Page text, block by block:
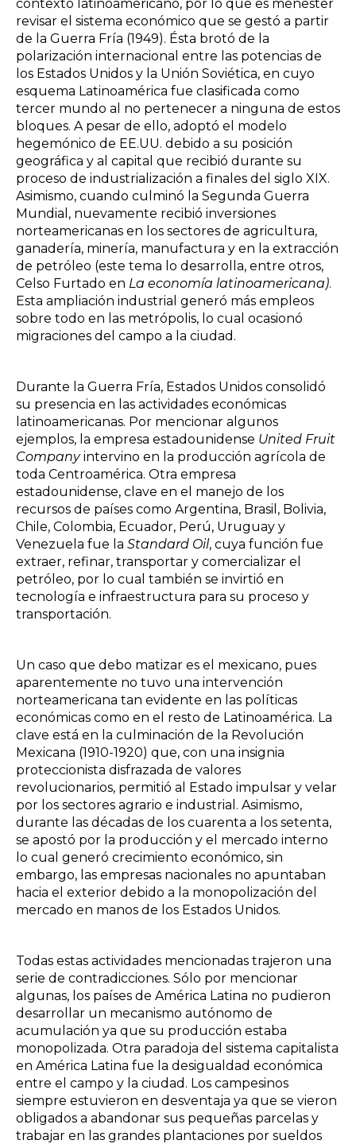
contexto latinoamericano, por lo que es menester
revisar el sistema económico que se gestó a partir
de la Guerra Fría (1949). Ésta brotó de la
polarización internacional entre las potencias de
los Estados Unidos y la Unión Soviética, en cuyo
esquema Latinoamérica fue clasificada como
tercer mundo al no pertenecer a ninguna de estos
bloques. A pesar de ello, adoptó el modelo
hegemónico de EE.UU. debido a su posición
geográfica y al capital que recibió durante su
proceso de industrialización a finales del siglo XIX.
Asimismo, cuando culminó la Segunda Guerra
Mundial, nuevamente recibió inversiones
norteamericanas en los sectores de agricultura,
ganadería, minería, manufactura y en la extracción
de petróleo (este tema lo desarrolla, entre otros,
Celso Furtado en La economía latinoamericana).
Esta ampliación industrial generó más empleos
sobre todo en las metrópolis, lo cual ocasionó
migraciones del campo a la ciudad.
Durante la Guerra Fría, Estados Unidos consolidó
su presencia en las actividades económicas
latinoamericanas. Por mencionar algunos
ejemplos, la empresa estadounidense United Fruit
Companyintervino en la producción agrícola de
toda Centroamérica. Otra empresa
estadounidense, clave en el manejo de los
recursos de países como Argentina, Brasil, Bolivia,
Chile, Colombia, Ecuador, Perú, Uruguay y
Venezuela fue la Standard Oil, cuya función fue
extraer, refinar, transportar y comercializar el
petróleo, por lo cual también se invirtió en
tecnología e infraestructura para su proceso y
transportación.
Un caso que debo matizar es el mexicano, pues
aparentemente no tuvo una intervención
norteamericana tan evidente en las políticas
económicas como en el resto de Latinoamérica. La
clave está en la culminación de la Revolución
Mexicana (1910-1920) que, con una insignia
proteccionista disfrazada de valores
revolucionarios, permitió al Estado impulsar y velar
por los sectores agrario e industrial. Asimismo,
durante las décadas de los cuarenta a los setenta,
se apostó por la producción y el mercado interno
lo cual generó crecimiento económico, sin
embargo, las empresas nacionales no apuntaban
hacia el exterior debido a la monopolización del
mercado en manos de los Estados Unidos.
Todas estas actividades mencionadas trajeron una
serie de contradicciones. Sólo por mencionar
algunas, los países de América Latina no pudieron
desarrollar un mecanismo autónomo de
acumulación ya que su producción estaba
monopolizada. Otra paradoja del sistema capitalista
en América Latina fue la desigualdad económica
entre el campo y la ciudad. Los campesinos
siempre estuvieron en desventaja ya que se vieron
obligados a abandonar sus pequeñas parcelas y
trabajar en las grandes plantaciones por sueldos